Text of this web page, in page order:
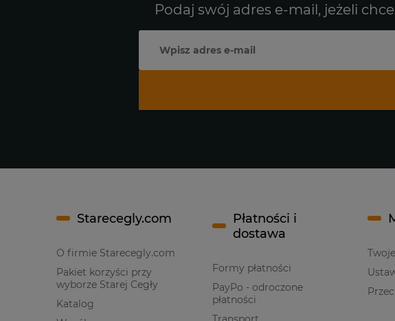
Podaj swój adres e-mail, jeżeli
Starecegly.com
O firmie Starecegly.com
Pakiet korzyści przy
wyborze Starej Cegły
Katalog
Płatności i
dostawa
Formy płatności
PayPo - odroczone
płatności